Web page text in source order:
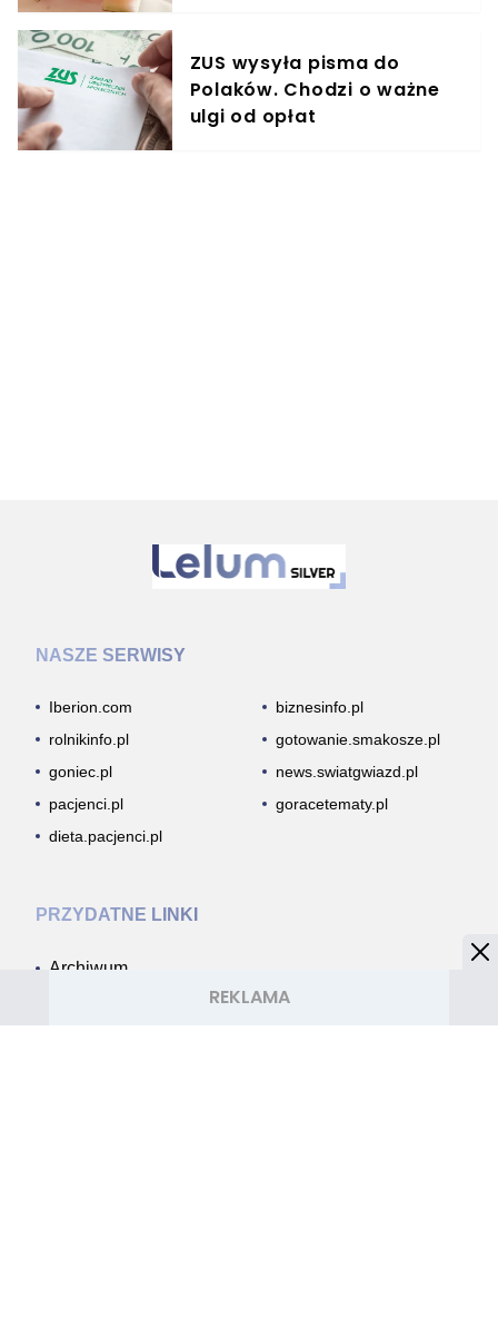
ZUS wysyła pisma do
Polaków. Chodzi o ważne
ulgi od opłat
NASZE SERWISY
Iberion.com
biznesinfo.pl
rolnikinfo.pl
gotowanie.smakosze.pl
goniec.pl
news.swiatgwiazd.pl
pacjenci.pl
goracetematy.pl
dieta.pacjenci.pl
PRZYDATNE LINKI
Archiwum